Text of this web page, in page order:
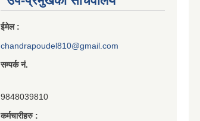
ईमेल :
chandrapoudel810@gmail.com
सम्पर्क नं.
9848039810
कर्मचारीहरु :